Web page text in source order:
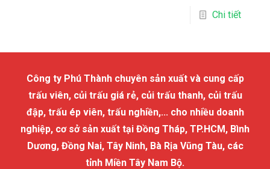
Chi tiết
Công ty Phú Thành chuyên sản xuất và cung cấp
trấu viên, củi trấu giá rẻ, củi trấu thanh, củi trấu
đập, trấu ép viên, trấu nghiền,... cho nhiều doanh
nghiệp, cơ sở sản xuất tại Đồng Tháp, TP.HCM, Bình
Dương, Đồng Nai, Tây Ninh, Bà Rịa Vũng Tàu, các
tỉnh Miền Tây Nam Bộ.